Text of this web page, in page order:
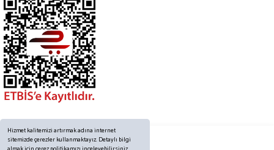
Hizmet kalitemizi artırmak adına internet
sitemizde çerezler kullanmaktayız. Detaylı bilgi